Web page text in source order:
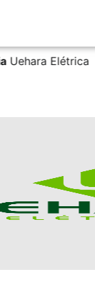
Uehara Elétrica